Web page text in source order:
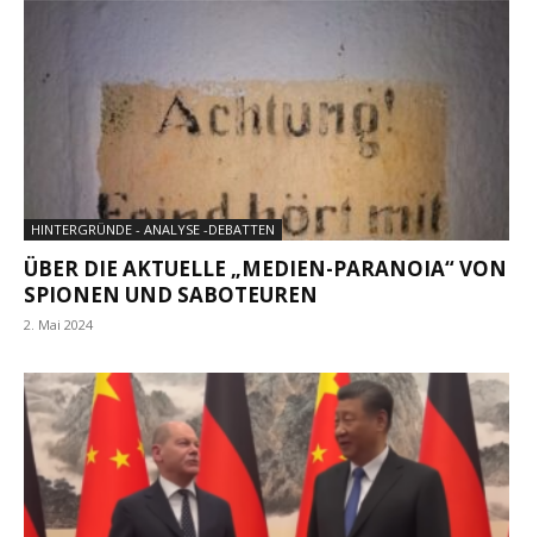
HINTERGRÜNDE - ANALYSE -DEBATTEN
ÜBER DIE AKTUELLE „MEDIEN-PARANOIA“ VON
SPIONEN UND SABOTEUREN
2. Mai 2024